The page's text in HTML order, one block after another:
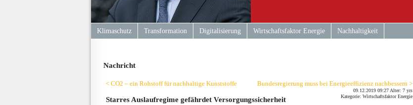
Klimaschutz Transformation Digitalisierung Wirtschaftsfaktor Energie Nachhaltigkeit
Nachricht
Bundesregierung muss bei Energieeffizienz nachbessern >
< CO2 – ein Rohstoff für nachhaltige Kunststoffe
09.12.2019 09:27 Alter: 7 yrs
Kategorie: Wirtschaftsfaktor Energie
Starres Auslaufregime gefährdet Versorgungssicherheit